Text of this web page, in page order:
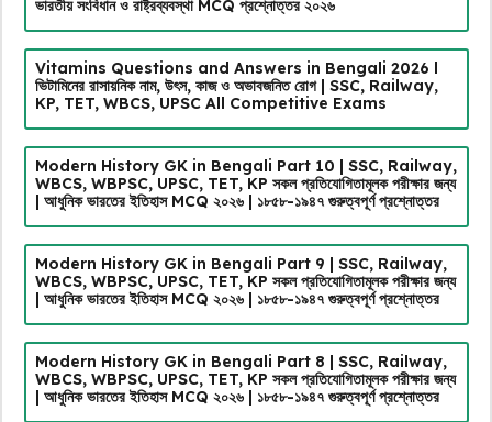
ভারতীয় সংবিধান ও রাষ্ট্রব্যবস্থা MCQ প্রশ্নোত্তর ২০২৬
Vitamins Questions and Answers in Bengali 2026 l
ভিটামিনের রাসায়নিক নাম, উৎস, কাজ ও অভাবজনিত রোগ | SSC, Railway,
KP, TET, WBCS, UPSC All Competitive Exams
Modern History GK in Bengali Part 10 | SSC, Railway,
WBCS, WBPSC, UPSC, TET, KP সকল প্রতিযোগিতামূলক পরীক্ষার জন্য
| আধুনিক ভারতের ইতিহাস MCQ ২০২৬ | ১৮৫৮-১৯৪৭ গুরুত্বপূর্ণ প্রশ্নোত্তর
Modern History GK in Bengali Part 9 | SSC, Railway,
WBCS, WBPSC, UPSC, TET, KP সকল প্রতিযোগিতামূলক পরীক্ষার জন্য
| আধুনিক ভারতের ইতিহাস MCQ ২০২৬ | ১৮৫৮-১৯৪৭ গুরুত্বপূর্ণ প্রশ্নোত্তর
Modern History GK in Bengali Part 8 | SSC, Railway,
WBCS, WBPSC, UPSC, TET, KP সকল প্রতিযোগিতামূলক পরীক্ষার জন্য
| আধুনিক ভারতের ইতিহাস MCQ ২০২৬ | ১৮৫৮-১৯৪৭ গুরুত্বপূর্ণ প্রশ্নোত্তর